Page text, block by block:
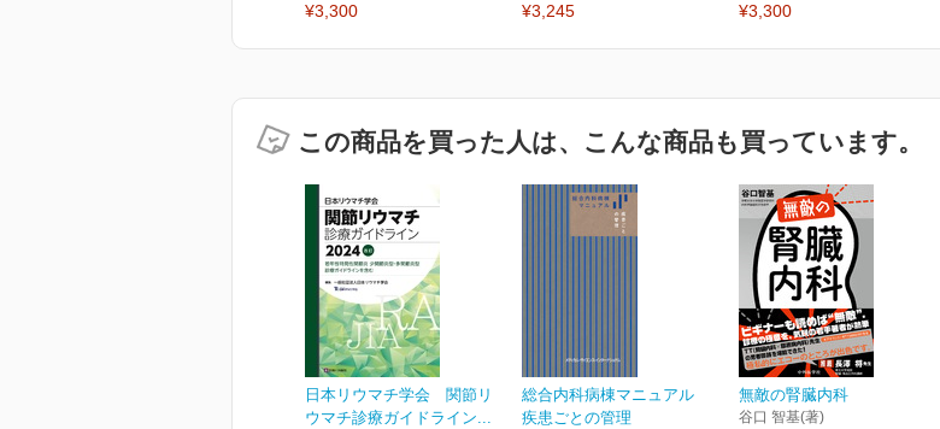
¥3,300 ¥3,245 ¥3,300
この商品を買った人は、こんな商品も買っています。
日本リウマチ学会 関節リ
ウマチ診療ガイドライン...
総合内科病棟マニュアル
疾患ごとの管理
無敵の腎臓内科
谷口 智基(著)